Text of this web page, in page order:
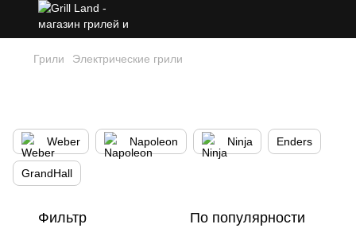
Грили Электрические грили
Weber Napoleon Ninja Enders
GrandHall
Фильтр По популярности